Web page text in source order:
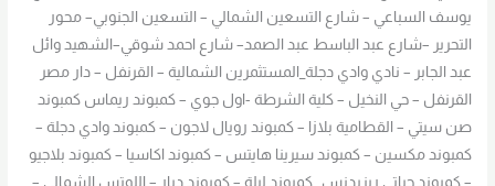
يوسف السباعي – شارع التسعين الشمالي – التسعين الجنوبي– محور
التحرير –شارع عبد الباسط عبد الصمد– شارع احمد شوقي–الشهيد وائل
عبد الجابر – نادي وادي دجلة_المستثمرين الشمالية – القرنفل – دار مصر
القرنفل – حي النخيل – كلية الشرطة -اول جوي – كمبوند ريماس كمبوند
صن سيتي – القطامية بلازا – كمبوند رويال لاجون – كمبوند وادي دجلة –
كمبوند مكسين – كمبوند سيرينا هايتس – كمبوند اكاسيا – كمبوند بلاجيو
– كمبوند حياتي ريزيدنس _كمبوند ليلة – كمبوند ديار – اللوتس الشمالي –